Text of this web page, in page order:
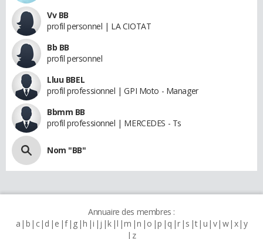
Vv BB
profil personnel | LA CIOTAT
Bb BB
profil personnel
Lluu BBEL
profil professionnel | GPI Moto - Manager
Bbmm BB
profil professionnel | MERCEDES - Ts
Nom "BB"
Annuaire des membres :
a b c d e f g h i j k l m n o p q r s t u v w x y
z